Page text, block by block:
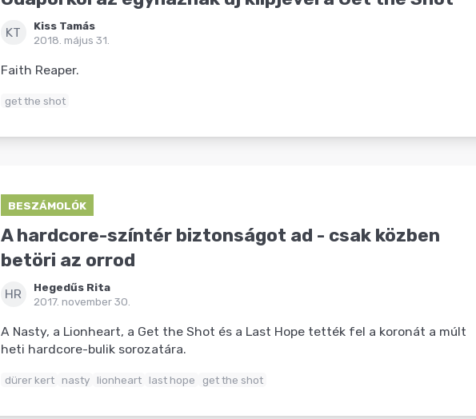
KT
Kiss Tamás
2018. május 31.
Faith Reaper.
get the shot
BESZÁMOLÓK
A hardcore-színtér biztonságot ad - csak közben
betöri az orrod
HR
Hegedűs Rita
2017. november 30.
A Nasty, a Lionheart, a Get the Shot és a Last Hope tették fel a koronát a múlt
heti hardcore-bulik sorozatára.
dürer kert nasty lionheart last hope get the shot